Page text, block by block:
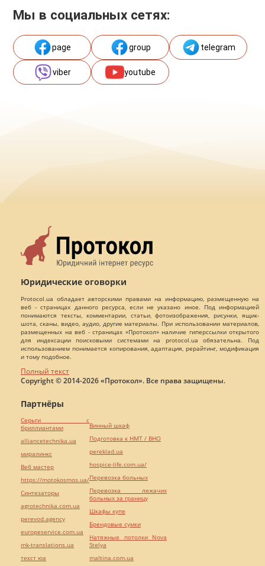
Мы в социальных сетях:
page group telegram
viber youtube
Юридические оговорки
Protocol.ua обладает авторскими правами на информацию, размещенную на
веб - страницах данного ресурса, если не указано иное. Под информацией
понимаются тексты, комментарии, статьи, фотоизображения, рисунки, ящик-
шота, сканы, видео, аудио, другие материалы. При использовании материалов,
размещенных на веб - страницах «Протокол» наличие гиперссылки открытого
для индексации поисковыми системами на protocol.ua обязательна. Под
использованием понимается копирования, адаптация, рерайтинг, модификация
и тому подобное.
Полный текст
Copyright © 2014-2026 «Протокол». Все права защищены.
Партнёры
Серьги с
бриллиантами
alliancetechnika.ua
миралинкс
Веб мастер
https://motokosmos.ua/
Синтезаторы
agrotechnika.com.ua
perevod.agency
europeservice.com.ua
mk-translations.ua
текст юа
Винный шкаф
Подготовка к НМТ / ВНО
pereklad.ua
hospice-life.com.ua/
Перевозка больных
Перевозка лежачих
больных за границу
Шкафы купе
Брендовые сумки
Натяжные потолки Nova
Stelya
maltina.com.ua